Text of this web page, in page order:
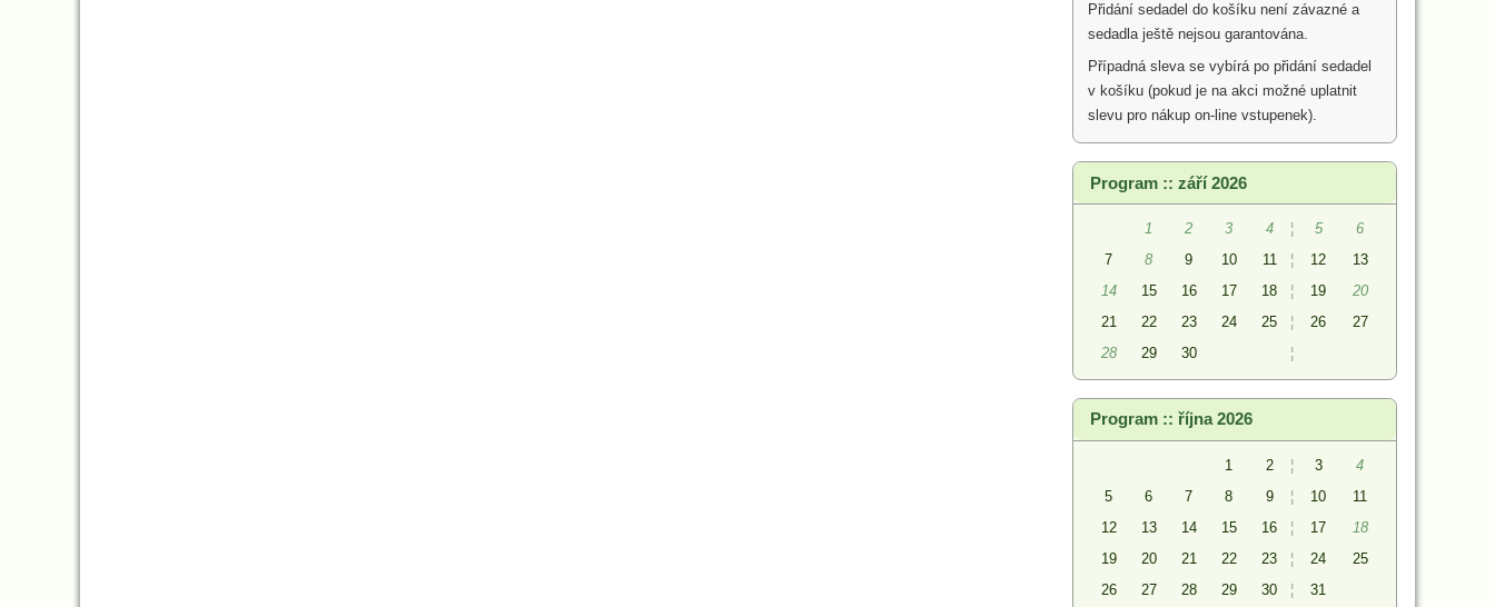
Přidání sedadel do košíku není závazné a
sedadla ještě nejsou garantována.
Případná sleva se vybírá po přidání sedadel
v košíku (pokud je na akci možné uplatnit
slevu pro nákup on-line vstupenek).
Program :: září 2026
1 2 3 4 ¦ 5
6
7
8 9 10 11 ¦ 12
13
14
15 16 17 18 ¦ 19
20
21
22 23 24 25 ¦ 26
27
28
29 30 ¦
Program :: října 2026
1 2 ¦ 3
4
5
6 7 8 9 ¦ 10
11
12
13 14 15 16 ¦ 17
18
19
20 21 22 23 ¦ 24
25
26
27 28 29 30 ¦ 31